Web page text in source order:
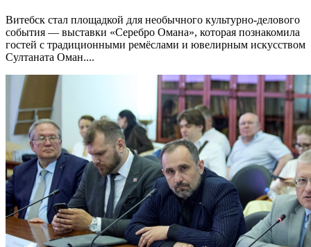
Витебск стал площадкой для необычного культурно-делового
события — выставки «Серебро Омана», которая познакомила
гостей с традиционными ремёслами и ювелирным искусством
Султаната Оман....